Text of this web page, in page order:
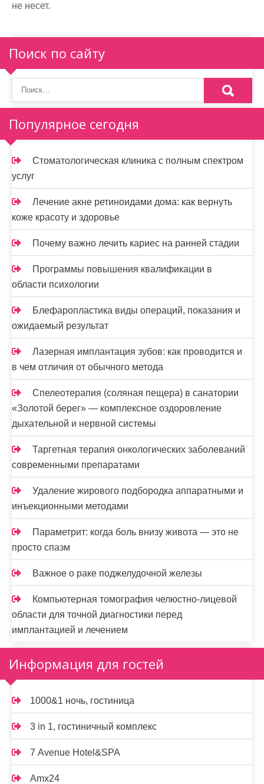
не несет.
Поиск по сайту
Популярное сегодня
Стоматологическая клиника с полным спектром
услуг
Лечение акне ретиноидами дома: как вернуть
коже красоту и здоровье
Почему важно лечить кариес на ранней стадии
Программы повышения квалификации в
области психологии
Блефаропластика виды операций, показания и
ожидаемый результат
Лазерная имплантация зубов: как проводится и
в чем отличия от обычного метода
Спелеотерапия (соляная пещера) в санатории
«Золотой берег» — комплексное оздоровление
дыхательной и нервной системы
Таргетная терапия онкологических заболеваний
современными препаратами
Удаление жирового подбородка аппаратными и
инъекционными методами
Параметрит: когда боль внизу живота — это не
просто спазм
Важное о раке поджелудочной железы
Компьютерная томография челюстно-лицевой
области для точной диагностики перед
имплантацией и лечением
Информация для гостей
1000&1 ночь, гостиница
3 in 1, гостиничный комплекс
7 Avenue Hotel&SPA
Amx24